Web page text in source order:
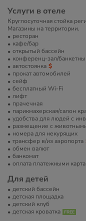
Услуги в отеле
Круглосуточная стойка
Магазины на территории.
ресторан
кафе/бар
открытый бассейн
конференц-зал/
автостоянка
прокат автомобилей
сейф
бесплатный Wi-Fi
лифт
прачечная
парикмахерская/салон
удобства для людей с
размещение с
номера для некурящих
трансфер в/из аэропорта
обмен валют
банкомат
оплата платежными
Для детей
детский бассейн
детская площадка
детский клуб
детская кроватка